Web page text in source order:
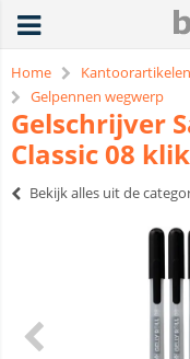
Home Kantoorartikelen
Gelpennen wegwerp
Gelschrijver
Classic 08
Bekijk alles uit de